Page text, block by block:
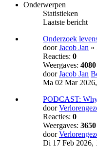
Onderwerpen
Statistieken
Laatste bericht
Onderzoek
doorJacob Jan »
Reacties: 0
Weergaves: 4080
doorJacob Jan
Ma 02 Mar
PODCAST: Why
door
Reacties: 0
Weergaves: 3650
door
Di 17 Feb 2026,